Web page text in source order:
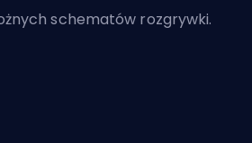
schematów rozgrywki.